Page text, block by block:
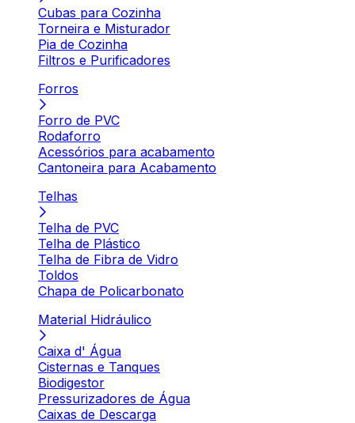
Cubas para Cozinha
Torneira e Misturador
Pia de Cozinha
Filtros e Purificadores
Forros
Forro de PVC
Rodaforro
Acessórios para acabamento
Cantoneira para Acabamento
Telhas
Telha de PVC
Telha de Plástico
Telha de Fibra de Vidro
Toldos
Chapa de Policarbonato
Material Hidráulico
Caixa d' Água
Cisternas e Tanques
Biodigestor
Pressurizadores de Água
Caixas de Descarga